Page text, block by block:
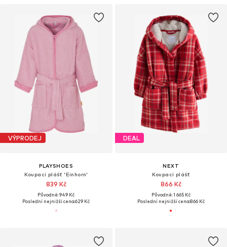
VÝPRODEJ
PLAYSHOES
Koupací plášť 'Einhorn'
839 Kč
Původně: 949 Kč
Poslední nejnižší cena:629 Kč
DEAL
NEXT
Koupací plášť
866 Kč
Původně: 1 665 Kč
Poslední nejnižší cena:866 Kč